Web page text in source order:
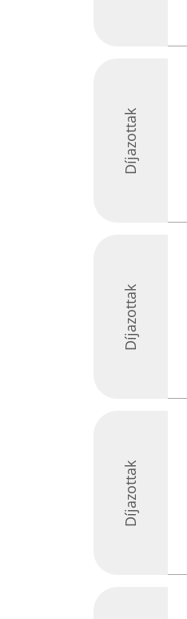
Díjazottak
Díjazottak
Díjazottak